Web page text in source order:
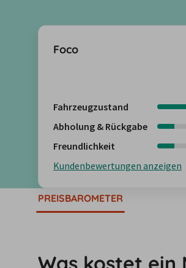
Foco
Fahrzeugzustand
Abholung & Rückgabe
Freundlichkeit
Kundenbewertungen anzeigen
PREISBAROMETER
Was kostet ein